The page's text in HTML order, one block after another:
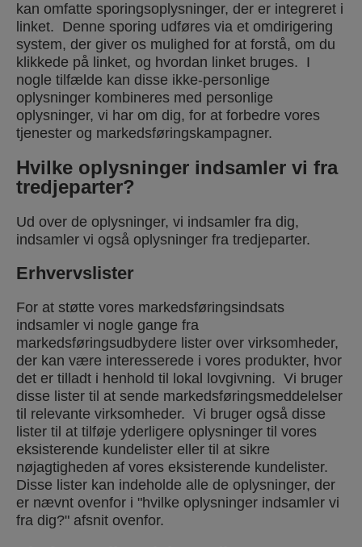
kan omfatte sporingsoplysninger, der er integreret i
linket. Denne sporing udføres via et omdirigering
system, der giver os mulighed for at forstå, om du
klikkede på linket, og hvordan linket bruges. I
nogle tilfælde kan disse ikke-personlige
oplysninger kombineres med personlige
oplysninger, vi har om dig, for at forbedre vores
tjenester og markedsføringskampagner.
Hvilke oplysninger indsamler vi fra
tredjeparter?
Ud over de oplysninger, vi indsamler fra dig,
indsamler vi også oplysninger fra tredjeparter.
Erhvervslister
For at støtte vores markedsføringsindsats
indsamler vi nogle gange fra
markedsføringsudbydere lister over virksomheder,
der kan være interesserede i vores produkter, hvor
det er tilladt i henhold til lokal lovgivning. Vi bruger
disse lister til at sende markedsføringsmeddelelser
til relevante virksomheder. Vi bruger også disse
lister til at tilføje yderligere oplysninger til vores
eksisterende kundelister eller til at sikre
nøjagtigheden af vores eksisterende kundelister.
Disse lister kan indeholde alle de oplysninger, der
er nævnt ovenfor i "hvilke oplysninger indsamler vi
fra dig?" afsnit ovenfor.